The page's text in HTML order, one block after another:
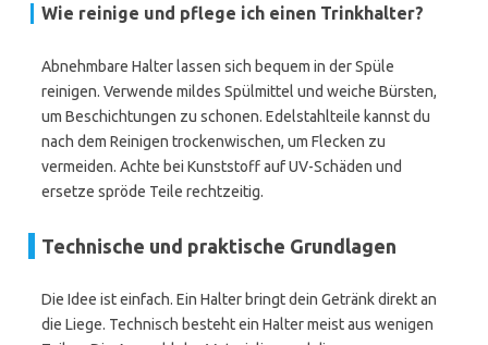
Wie reinige und pflege ich einen Trinkhalter?
Abnehmbare Halter lassen sich bequem in der Spüle
reinigen. Verwende mildes Spülmittel und weiche Bürsten,
um Beschichtungen zu schonen. Edelstahlteile kannst du
nach dem Reinigen trockenwischen, um Flecken zu
vermeiden. Achte bei Kunststoff auf UV-Schäden und
ersetze spröde Teile rechtzeitig.
Technische und praktische Grundlagen
Die Idee ist einfach. Ein Halter bringt dein Getränk direkt an
die Liege. Technisch besteht ein Halter meist aus wenigen